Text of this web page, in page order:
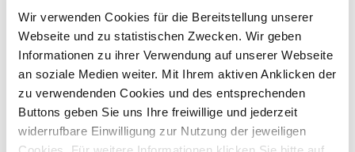
Wir verwenden Cookies für die Bereitstellung unserer
Webseite und zu statistischen Zwecken. Wir geben
Informationen zu ihrer Verwendung auf unserer Webseite
an soziale Medien weiter. Mit Ihrem aktiven Anklicken der
zu verwendenden Cookies und des entsprechenden
Buttons geben Sie uns Ihre freiwillige und jederzeit
widerrufbare Einwilligung zur Nutzung der jeweiligen
Anbieter:
Bethlehem Gesundheitszentrum Stolberg gGmbH
Ansprechpartner: